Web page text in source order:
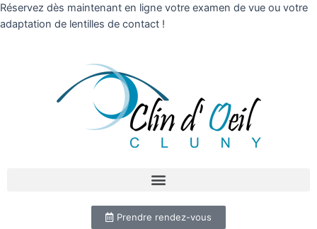
Réservez dès maintenant en ligne votre examen de vue ou votre
adaptation de lentilles de contact !
Prendre rendez-vous